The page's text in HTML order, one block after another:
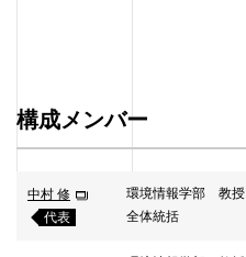
構成メンバー
中村 修
代表
環境情報学部 教授
全体統括